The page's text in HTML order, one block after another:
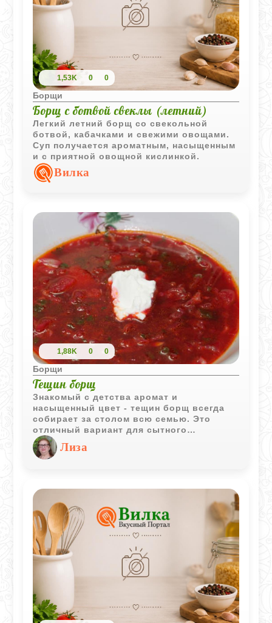
1,53K 0 0
Борщи
Борщ с ботвой свеклы (летний)
Легкий летний борщ со свекольной
ботвой, кабачками и свежими овощами.
Суп получается ароматным, насыщенным
и с приятной овощной кислинкой.
Вилка
1,88K 0 0
Борщи
Тещин борщ
Знакомый с детства аромат и
насыщенный цвет - тещин борщ всегда
собирает за столом всю семью. Это
отличный вариант для сытного
домашнего обеда, который готовится без
лишних хлопот и долгих часов у плиты.
Секрет этого рецепта кроется в
делая суп невероятно насыщенным.
Борщ получается в меру густым, ярким и
очень аппетитным.
Лиза